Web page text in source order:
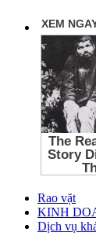
Rao vặt
KINH
Dịch vụ